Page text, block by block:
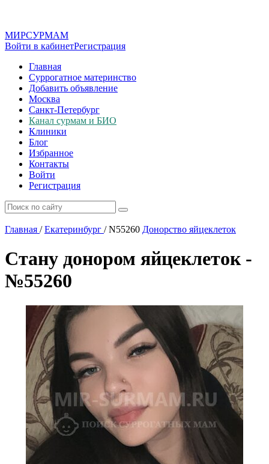
МИРСУРМАМ
Войти в кабинетРегистрация
Главная
Суррогатное материнство
Добавить объявление
Москва
Санкт-Петербург
Канал сурмам и БИО
Клиники
Блог
Избранное
Контакты
Войти
Регистрация
Главная / Екатеринбург /N55260 Донорство яйцеклеток
Стану донором яйцеклеток -
№55260